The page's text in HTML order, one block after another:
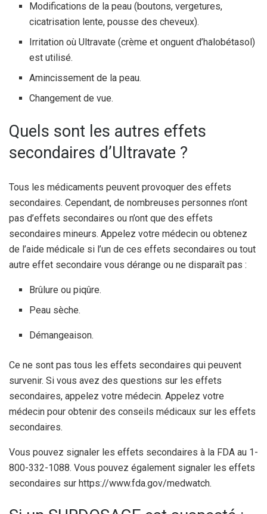
Modifications de la peau (boutons, vergetures,
cicatrisation lente, pousse des cheveux).
Irritation où Ultravate (crème et onguent d’halobétasol)
est utilisé.
Amincissement de la peau.
Changement de vue.
Quels sont les autres effets
secondaires d’Ultravate ?
Tous les médicaments peuvent provoquer des effets
secondaires. Cependant, de nombreuses personnes n’ont
pas d’effets secondaires ou n’ont que des effets
secondaires mineurs. Appelez votre médecin ou obtenez
de l’aide médicale si l’un de ces effets secondaires ou tout
autre effet secondaire vous dérange ou ne disparaît pas :
Brûlure ou piqûre.
Peau sèche.
Démangeaison.
Ce ne sont pas tous les effets secondaires qui peuvent
survenir. Si vous avez des questions sur les effets
secondaires, appelez votre médecin. Appelez votre
médecin pour obtenir des conseils médicaux sur les effets
secondaires.
Vous pouvez signaler les effets secondaires à la FDA au 1-
800-332-1088. Vous pouvez également signaler les effets
secondaires sur https://www.fda.gov/medwatch.